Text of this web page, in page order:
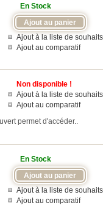
En Stock
Ajout à la liste de souhaits
Ajout au comparatif
Non disponible !
Ajout à la liste de souhaits
Ajout au comparatif
permet d'accéder..
En Stock
Ajout à la liste de souhaits
Ajout au comparatif